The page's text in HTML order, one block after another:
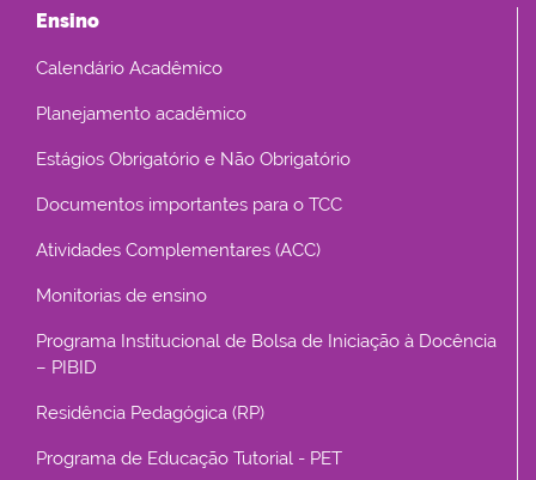
Ensino
Calendário Acadêmico
Planejamento acadêmico
Estágios Obrigatório e Não Obrigatório
Documentos importantes para o TCC
Atividades Complementares (ACC)
Monitorias de ensino
Programa Institucional de Bolsa de Iniciação à Docência
– PIBID
Residência Pedagógica (RP)
Programa de Educação Tutorial - PET